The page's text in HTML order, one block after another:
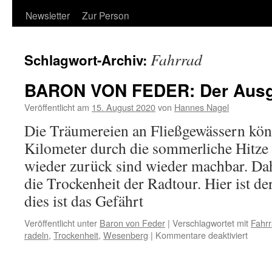
Newsletter
Zur Person
Schlagwort-Archiv: Fahrrad
BARON VON FEDER: Der
Veröffentlicht am 15. August 2020von Hannes Nagel
Die Träumereien an Fließgewässern
Kilometer durch die sommerliche
wieder zurück sind wieder machbar.
die Trockenheit der Radtour. Hier ist
dies ist das Gefährt
Veröffentlicht unter Baron von Feder | Verschlagwortet mit
radeln, Trockenheit, Wesenberg | Kommentare deaktiviertfür